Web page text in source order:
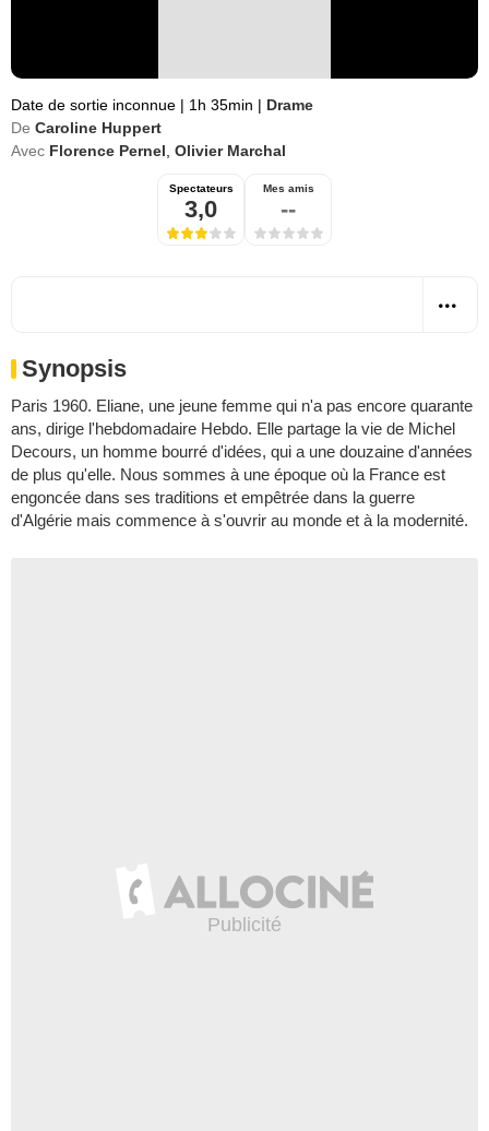
Date de sortie inconnue | 1h 35min | Drame
De Caroline Huppert
Avec Florence Pernel Olivier Marchal
Spectateurs
3,0
Mes amis
--
Synopsis
Paris 1960. Eliane, une jeune femme qui n'a pas encore quarante
ans, dirige l'hebdomadaire Hebdo. Elle partage la vie de Michel
Decours, un homme bourré d'idées, qui a une douzaine d'années
de plus qu'elle. Nous sommes à une époque où la France est
engoncée dans ses traditions et empêtrée dans la guerre
d'Algérie mais commence à s'ouvrir au monde et à la modernité.